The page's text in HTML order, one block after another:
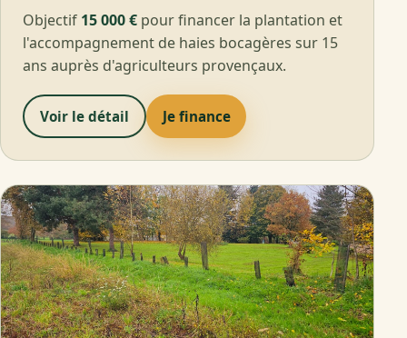
Objectif 15 000 € pour financer la plantation et
l'accompagnement de haies bocagères sur 15
ans auprès d'agriculteurs provençaux.
Voir le détail Je finance